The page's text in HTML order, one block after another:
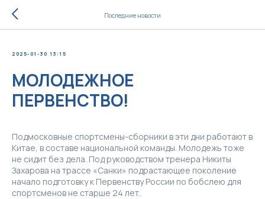
Последние новости
2025-01-30 13:15
МОЛОДЕЖНОЕ
ПЕРВЕНСТВО!
Подмосковные спортсмены-сборники в эти дни работают в
Китае, в составе национальной команды. Молодежь тоже
не сидит без дела. Под руководством тренера Никиты
Захарова на трассе «Санки» подрастающее поколение
начало подготовку к Первенству России по бобслею для
спортсменов не старше 24 лет.